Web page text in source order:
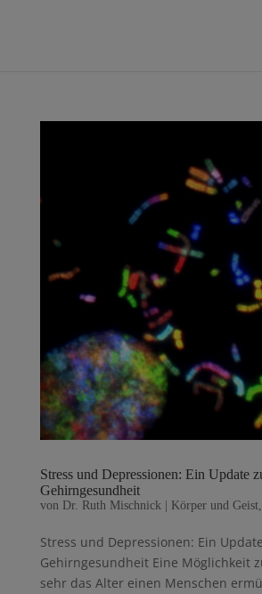
Stress und Depressionen: Ein Update
Gehirngesundheit
von Dr. Ruth Mischnick| Körper und Geist,
Stress und Depressionen: Ein
Gehirngesundheit Eine Möglichkeit
sehr das Alter einen Menschen